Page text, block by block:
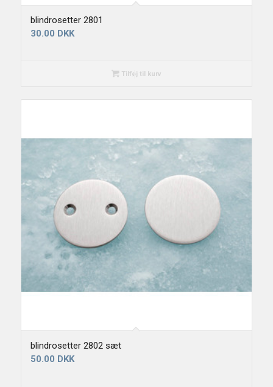
blindrosetter 2801
30.00 DKK
Tilføj til kurv
blindrosetter 2802 sæt
50.00 DKK